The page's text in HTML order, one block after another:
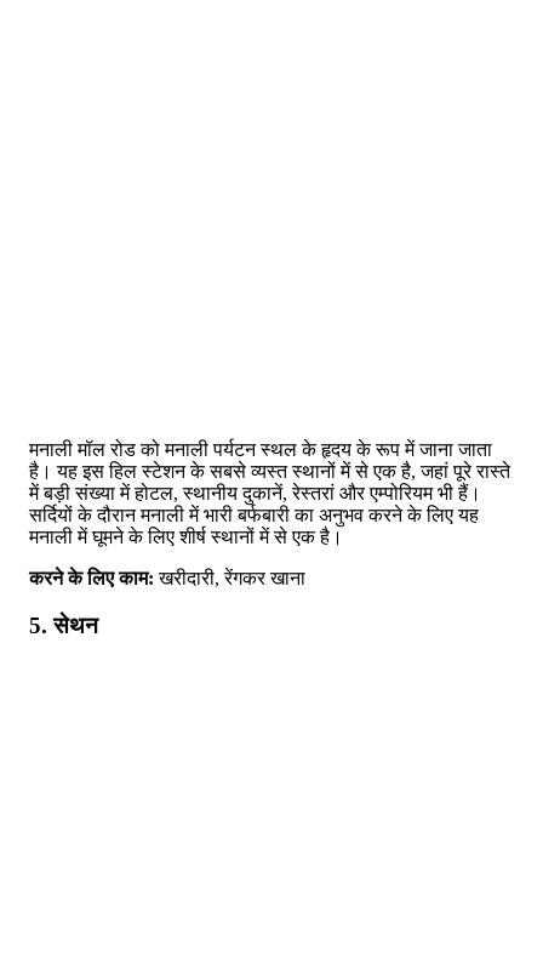
मनाली मॉल रोड को मनाली पर्यटन स्थल के हृदय के रूप में जाना जाता
है। यह इस हिल स्टेशन के सबसे व्यस्त स्थानों में से एक है, जहां पूरे रास्ते
में बड़ी संख्या में होटल, स्थानीय दुकानें, रेस्तरां और एम्पोरियम भी हैं।
सर्दियों के दौरान मनाली में भारी बर्फबारी का अनुभव करने के लिए यह
मनाली में घूमने के लिए शीर्ष स्थानों में से एक है।
करने के लिए काम: खरीदारी, रेंगकर खाना
5. सेथन